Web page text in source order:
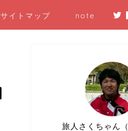
サイトマップ note
旅人さくちゃん